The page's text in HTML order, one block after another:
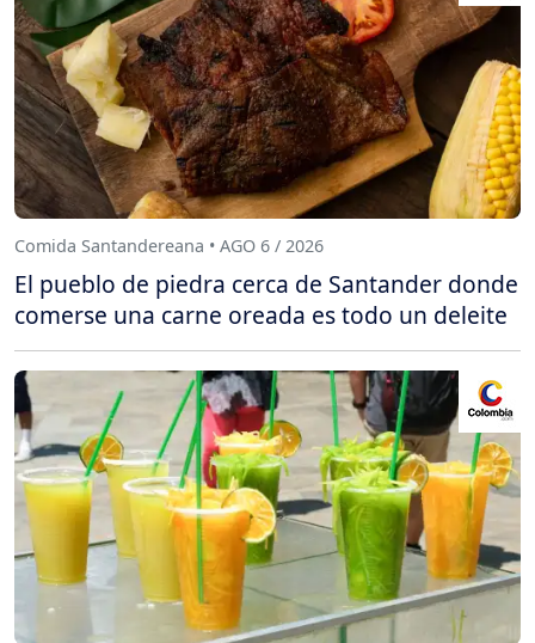
Comida Santandereana • AGO 6 / 2026
El pueblo de piedra cerca de Santander donde
comerse una carne oreada es todo un deleite